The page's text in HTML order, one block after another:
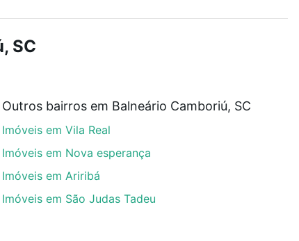
salão de festas ou área verde e encontrar
a partir de R$ 0 e com nossas opções de
no processo de compra, veja em nosso
e conforto. Loft, com você até as chaves.
SC
Outros bairros em Balneário Camboriú, SC
Imóveis em Vila Real
Imóveis em Nova esperança
Imóveis em Ariribá
Imóveis em São Judas Tadeu